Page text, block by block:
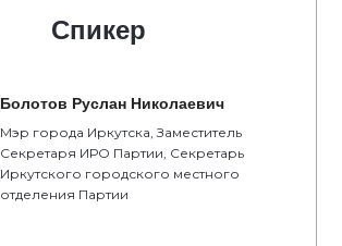
Спикер
Болотов Руслан Николаевич
Мэр города Иркутска, Заместитель
Секретаря ИРО Партии, Секретарь
Иркутского городского местного
отделения Партии